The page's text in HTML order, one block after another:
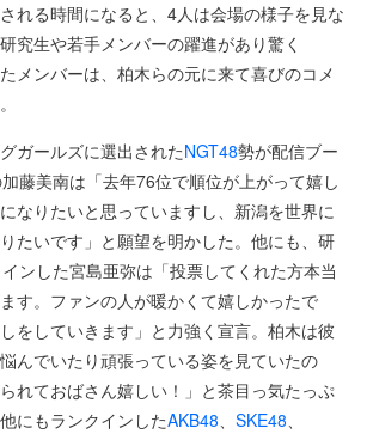
れる時間になると、4人は会場の様子を見な
究生や若手メンバーの躍進があり驚く
メンバーは、柏木らの元に来て喜びのコメ
ガールズに選出されたNGT48勢が配信ブー
藤美南は「去年76位で順位が上がって嬉し
なりたいと思っていますし、新潟を世界に
たいです」と願望を明かした。他にも、研
ンした宮島亜弥は「投票してくれた方本当
す。ファンの人が暖かくて嬉しかったで
をしていきます」と力強く宣言。柏木は彼
んでいたり頑張っている姿を見ていたの
れておばさん嬉しい！」と茶目っ気たっぷ
にもランクインしたAKB48、 SKE48、